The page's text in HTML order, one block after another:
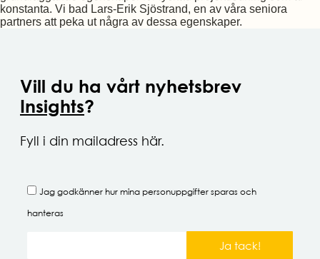
konstanta. Vi bad Lars-Erik Sjöstrand, en av våra seniora
partners att peka ut några av dessa egenskaper.
Vill du ha vårt nyhetsbrev
Insights?
Fyll i din mailadress här.
Jag godkänner hur mina personuppgifter sparas och
hanteras
Ja tack!